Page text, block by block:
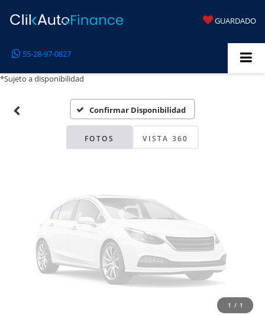
GUARDADO
55-28-97-0827
*Sujeto a disponibilidad
Confirmar Disponibilidad
FOTOS VISTA 360
Disponibles
Por favor, revise luego
1 / 1